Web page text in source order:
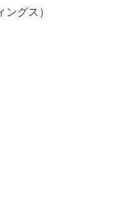
ングス）